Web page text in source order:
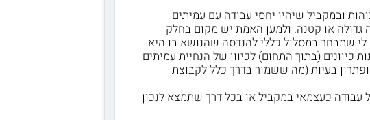
ובמקביל שיהיו יחסי עבודה עם עמיתים
או קטנה. ולמען האמת יש מקום בחלק
לי שתבחר במסלול כללי להנדסה שהנושא בו היא
(בתוך התחום) לכיוון של הנחיית עמיתים
בעיות (מה ששמור בדרך כלל לקבוצת
עבודה כעצמאי במקביל או בכל דרך שתמצא לנכון